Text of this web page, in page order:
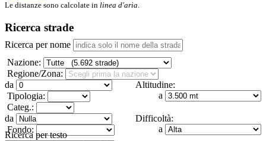
Le distanze sono calcolate in linea d'aria.
Ricerca strade
Ricerca per nome
Nazione:
Regione/Zona:
Altitudine:
da
a
Tipologia:
Categ.:
Difficoltà:
da
a
Fondo:
Ricerca per testo